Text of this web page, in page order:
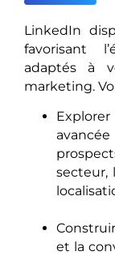
LinkedIn
favorisant
adaptés à
marketing.
secteur,
et la